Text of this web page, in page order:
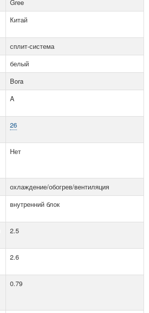
Gree
Китай
сплит-система
белый
Bora
A
26
Нет
охлаждение/обогрев/вентиляция
внутренний блок
2.5
2.6
0.79